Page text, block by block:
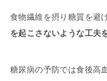
食物繊維を摂り糖質を避
を起こさないような工夫
糖尿病の予防では食後高